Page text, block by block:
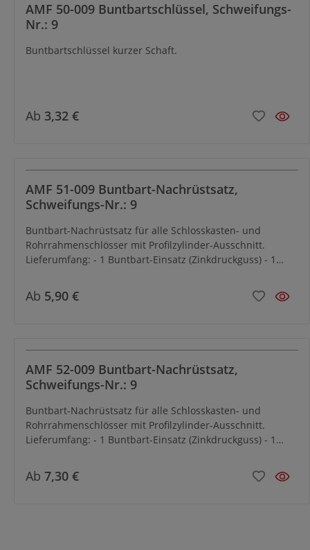
AMF 50-009 Buntbartschlüssel, Schweifungs-
Nr.: 9
Buntbartschlüssel kurzer Schaft.
Ab 3,32 €
AMF 51-009 Buntbart-Nachrüstsatz,
Schweifungs-Nr.: 9
Buntbart-Nachrüstsatz für alle Schlosskasten- und
Rohrrahmenschlösser mit Profilzylinder-Ausschnitt.
Lieferumfang: - 1 Buntbart-Einsatz (Zinkdruckguss) - 1
Ab 5,90 €
AMF 52-009 Buntbart-Nachrüstsatz,
Schweifungs-Nr.: 9
Buntbart-Nachrüstsatz für alle Schlosskasten- und
Rohrrahmenschlösser mit Profilzylinder-Ausschnitt.
Lieferumfang: - 1 Buntbart-Einsatz (Zinkdruckguss) - 1
Rosetten, Kunststoff, schwarz (Nr. 493)
Ab 7,30 €